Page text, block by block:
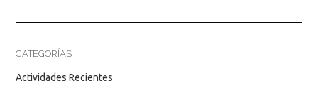
CATEGORÍAS
Actividades Recientes